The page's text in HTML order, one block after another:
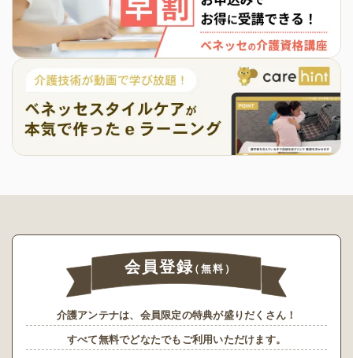
会員登録（無料）
介護アンテナは、会員限定の特典が盛りだくさん！
すべて無料でどなたでもご利用いただけます。